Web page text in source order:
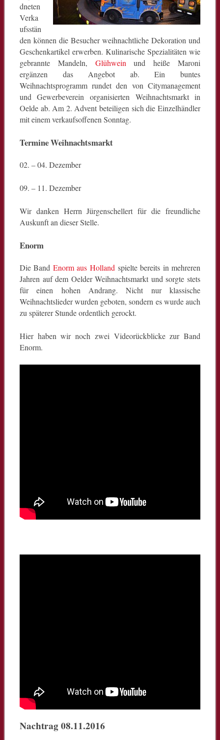
dneten
Verka
ufsstän
den können die Besucher weihnachtliche Dekoration und
Geschenkartikel erwerben. Kulinarische Spezialitäten wie
gebrannte Mandeln, Glühweinund heiße Maroni
ergänzen das Angebot ab. Ein buntes
Weihnachtsprogramm rundet den von Citymanagement
und Gewerbeverein organisierten Weihnachtsmarkt in
Oelde ab. Am 2. Advent beteiligen sich die Einzelhändler
mit einem verkaufsoffenen Sonntag.
Termine Weihnachtsmarkt
02. – 04. Dezember
09. – 11. Dezember
Wir danken Herrn Jürgenschellert für die freundliche
Auskunft an dieser Stelle.
Enorm
Die Band Enorm aus Holland spielte bereits in mehreren
Jahren auf dem Oelder Weihnachtsmarkt und sorgte stets
für einen hohen Andrang. Nicht nur klassische
Weihnachtslieder wurden geboten, sondern es wurde auch
zu späterer Stunde ordentlich gerockt.
Hier haben wir noch zwei Videorückblicke zur Band
Enorm.
Nachtrag 08.11.2016